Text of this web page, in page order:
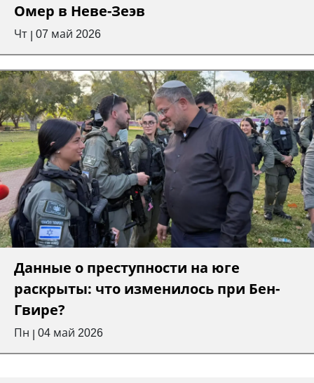
Омер в Неве-Зеэв
Чт 07 май 2026
Данные о преступности на юге
раскрыты: что изменилось при Бен-
Гвире?
Пн 04 май 2026